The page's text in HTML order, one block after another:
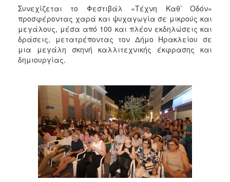
2020
2019
2018
2017
2016
2015
2013
2012
2011
2010
2006
Συνεχίζεται το Φεστιβάλ «Τέχνη Καθ’ Οδόν»
προσφέροντας χαρά και ψυχαγωγία σε μικρούς και
μεγάλους, μέσα από 100 και πλέον εκδηλώσεις και
δράσεις, μετατρέποντας τον Δήμο Ηρακλείου σε
μια μεγάλη σκηνή καλλιτεχνικής έκφρασης και
δημιουργίας.